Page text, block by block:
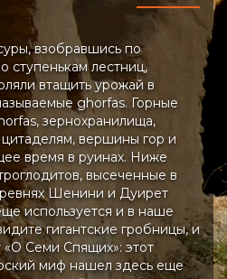
взобравшись по
ступенькам лестниц,
втащить урожай в
ghorfas. Горные
зернохранилища,
вершины гор и
время в руинах. Ниже
высеченные в
Шенини и Дуирет
используется и в наше
гигантские гробницы, и
«О Семи Спящих»: этот
миф нашел здесь еще